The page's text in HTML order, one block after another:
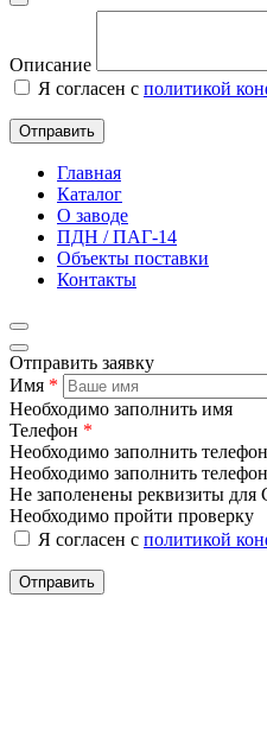
Описание
Я согласен с политикой
Отправить
Главная
Каталог
О заводе
ПДН / ПАГ-14
Объекты поставки
Контакты
Отправить заявку
Имя *
Необходимо заполнить имя
Телефон *
Необходимо заполнить телефон
Необходимо заполнить
Не заполенены реквизиты для
Необходимо пройти проверку
Я согласен с политикой
Отправить